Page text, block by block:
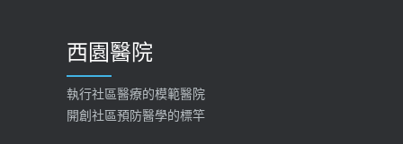
西園醫院
執行社區醫療的模範醫院
開創社區預防醫學的標竿